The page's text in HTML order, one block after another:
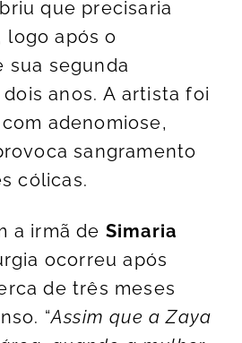
que precisaria
logo após o
sua segunda
dois anos. A artista foi
adenomiose,
sangramento
cólicas.
a irmã de Simaria
ocorreu após
de três meses
“Assim que a Zaya